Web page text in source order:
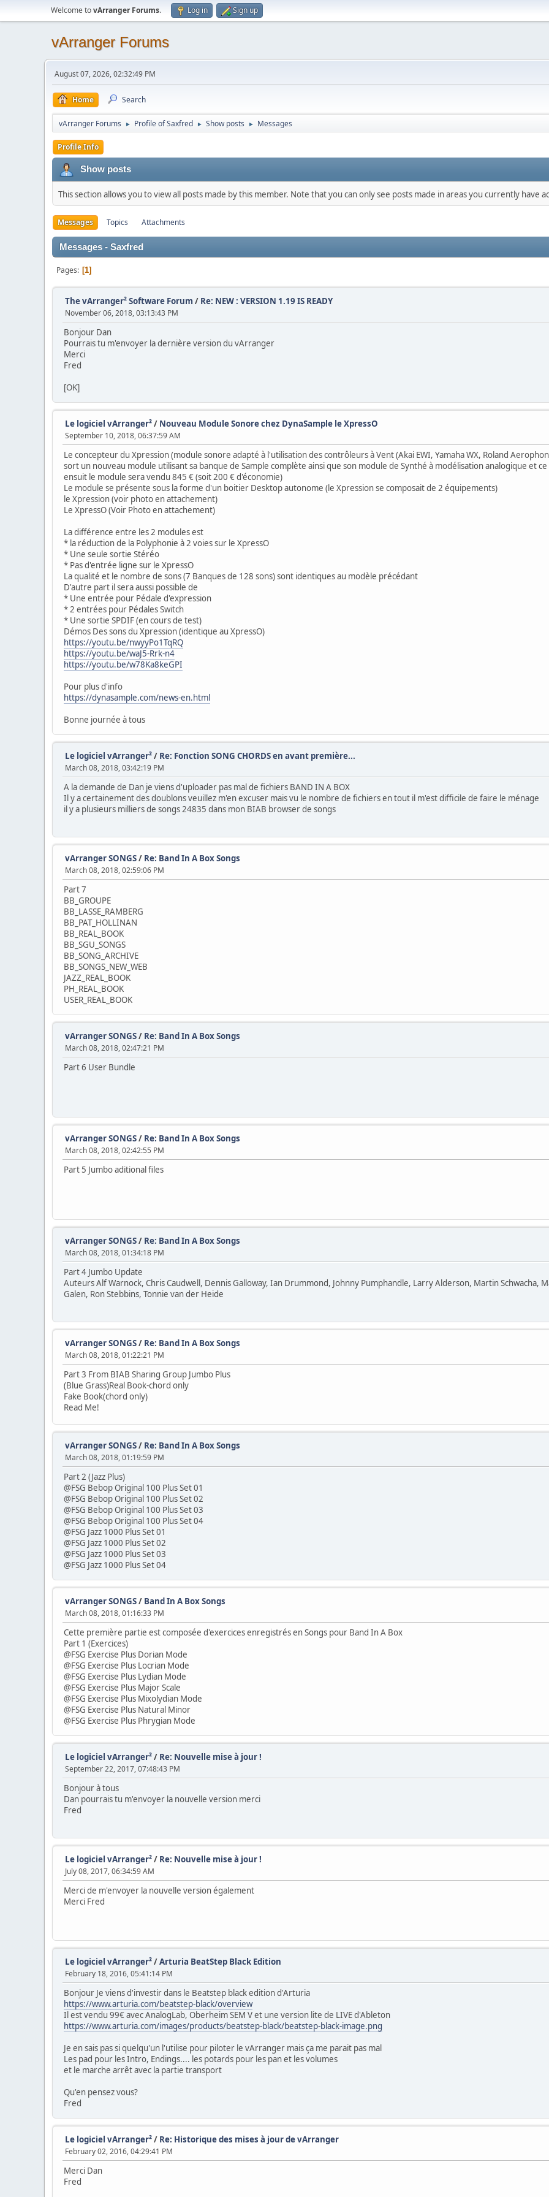
Welcome tovArranger Forums. Log in Sign up
vArranger Forums
August 07, 2026, 02:32:49 PM
Home Search
vArranger Forums ► Profile of Saxfred ► Show posts ► Messages
Profile Info
Show posts
This section allows you to view all posts made by this member. Note that you can only see posts made in areas you currently have
Messages Topics Attachments
Messages - Saxfred
Pages 1
The vArranger² Software Forum / Re: NEW : VERSION 1.19 IS READY
November 06, 2018, 03:13:43 PM
Bonjour Dan
Pourrais tu m'envoyer la dernière version du vArranger
Merci
Fred
[OK]
Le logiciel vArranger²/ Nouveau Module Sonore chez DynaSample le XpressO
September 10, 2018, 06:37:59 AM
Le concepteur du Xpression (module sonore adapté à l'utilisation des contrôleurs à Vent (Akai EWI, Yamaha WX, Roland
sort un nouveau module utilisant sa banque de Sample complète ainsi que son module de Synthé à modélisation analogique et
ensuit le module sera vendu 845 € (soit 200 € d'économie)
Le module se présente sous la forme d'un boitier Desktop autonome (le Xpression se composait de 2 équipements)
le Xpression (voir photo en attachement)
Le XpressO (Voir Photo en attachement)
La différence entre les 2 modules est
* la réduction de la Polyphonie à 2 voies sur le XpressO
* Une seule sortie Stéréo
* Pas d'entrée ligne sur le XpressO
La qualité et le nombre de sons (7 Banques de 128 sons) sont identiques au modèle précédant
D'autre part il sera aussi possible de
* Une entrée pour Pédale d'expression
* 2 entrées pour Pédales Switch
* Une sortie SPDIF (en cours de test)
Démos Des sons du Xpression (identique au XpressO)
https://youtu.be/nwyyPo1TqRQ
https://youtu.be/waJ5-Rrk-n4
https://youtu.be/w78Ka8keGPI
Pour plus d'info
https://dynasample.com/news-en.html
Bonne journée à tous
Le logiciel vArranger²/ Re: Fonction SONG CHORDS en avant première...
March 08, 2018, 03:42:19 PM
A la demande de Dan je viens d'uploader pas mal de fichiers BAND IN A BOX
Il y a certainement des doublons veuillez m'en excuser mais vu le nombre de fichiers en tout il m'est difficile de faire le ménage
il y a plusieurs milliers de songs 24835 dans mon BIAB browser de songs
vArranger SONGS/ Re: Band In A Box Songs
March 08, 2018, 02:59:06 PM
Part 7
BB_GROUPE
BB_LASSE_RAMBERG
BB_PAT_HOLLINAN
BB_REAL_BOOK
BB_SGU_SONGS
BB_SONG_ARCHIVE
BB_SONGS_NEW_WEB
JAZZ_REAL_BOOK
PH_REAL_BOOK
USER_REAL_BOOK
vArranger SONGS/ Re: Band In A Box Songs
March 08, 2018, 02:47:21 PM
Part 6 User Bundle
vArranger SONGS/ Re: Band In A Box Songs
March 08, 2018, 02:42:55 PM
Part 5 Jumbo aditional files
vArranger SONGS/ Re: Band In A Box Songs
March 08, 2018, 01:34:18 PM
Part 4 Jumbo Update
Auteurs Alf Warnock, Chris Caudwell, Dennis Galloway, Ian Drummond, Johnny Pumphandle, Larry Alderson, Martin Schwacha,
Galen, Ron Stebbins, Tonnie van der Heide
vArranger SONGS/ Re: Band In A Box Songs
March 08, 2018, 01:22:21 PM
Part 3 From BIAB Sharing Group Jumbo Plus
(Blue Grass)Real Book-chord only
Fake Book(chord only)
Read Me!
vArranger SONGS/ Re: Band In A Box Songs
March 08, 2018, 01:19:59 PM
Part 2 (Jazz Plus)
@FSG Bebop Original 100 Plus Set 01
@FSG Bebop Original 100 Plus Set 02
@FSG Bebop Original 100 Plus Set 03
@FSG Bebop Original 100 Plus Set 04
@FSG Jazz 1000 Plus Set 01
@FSG Jazz 1000 Plus Set 02
@FSG Jazz 1000 Plus Set 03
@FSG Jazz 1000 Plus Set 04
vArranger SONGS/ Band In A Box Songs
March 08, 2018, 01:16:33 PM
Cette première partie est composée d'exercices enregistrés en Songs pour Band In A Box
Part 1 (Exercices)
@FSG Exercise Plus Dorian Mode
@FSG Exercise Plus Locrian Mode
@FSG Exercise Plus Lydian Mode
@FSG Exercise Plus Major Scale
@FSG Exercise Plus Mixolydian Mode
@FSG Exercise Plus Natural Minor
@FSG Exercise Plus Phrygian Mode
Le logiciel vArranger²/ Re: Nouvelle mise à jour !
September 22, 2017, 07:48:43 PM
Bonjour à tous
Dan pourrais tu m'envoyer la nouvelle version merci
Fred
Le logiciel vArranger²/ Re: Nouvelle mise à jour !
July 08, 2017, 06:34:59 AM
Merci de m'envoyer la nouvelle version également
Merci Fred
Le logiciel vArranger²/Arturia BeatStep Black Edition
February 18, 2016, 05:41:14 PM
Bonjour Je viens d'investir dans le Beatstep black edition d'Arturia
https://www.arturia.com/beatstep-black/overview
Il est vendu 99€ avec AnalogLab, Oberheim SEM V et une version lite de LIVE d'Ableton
https://www.arturia.com/images/products/beatstep-black/beatstep-black-image.png
Je en sais pas si quelqu'un l'utilise pour piloter le vArranger mais ça me parait pas mal
Les pad pour les Intro, Endings.... les potards pour les pan et les volumes
et le marche arrêt avec la partie transport
Qu'en pensez vous?
Fred
Le logiciel vArranger²/ Re: Historique des mises à jour de vArranger
February 02, 2016, 04:29:41 PM
Merci Dan
Fred